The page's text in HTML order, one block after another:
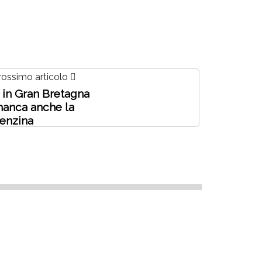
articolo
in Gran Bretagna
anche la